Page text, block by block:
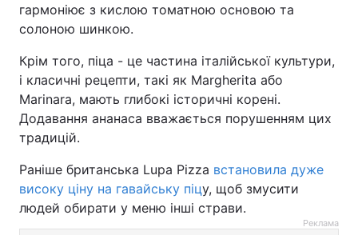
гармоніює з кислою томатною основою та
солоною шинкою.
Крім того, піца - це частина італійської культури,
і класичні рецепти, такі як Margherita або
Marinara, мають глибокі історичні корені.
Додавання ананаса вважається порушенням цих
традицій.
Раніше британська Lupa Pizza встановила дуже
високу ціну на гавайську піцу, щоб змусити
людей обирати у меню інші страви.
Реклама